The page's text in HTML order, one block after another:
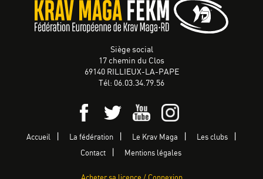
Siège social
17 chemin du Clos
69140 RILLIEUX-LA-PAPE
Tél: 06.03.34.79.56
Accueil La fédération Le Krav Maga Les clubs
Contact Mentions légales